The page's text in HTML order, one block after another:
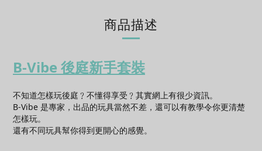
商品描述
B-Vibe 後庭新手套裝
不知道怎樣玩後庭﹖不懂得享受﹖其實網上有很少資訊。
B-Vibe 是專家，出品的玩具當然不差，還可以有教學令你更清楚
怎樣玩。
還有不同玩具幫你得到更開心的感覺。